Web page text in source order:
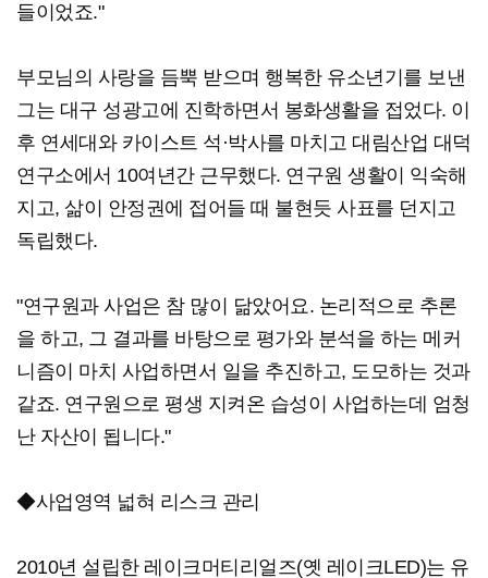
들이었죠."
부모님의 사랑을 듬뿍 받으며 행복한 유소년기를 보낸
그는 대구 성광고에 진학하면서 봉화생활을 접었다. 이
후 연세대와 카이스트 석·박사를 마치고 대림산업 대덕
연구소에서 10여년간 근무했다. 연구원 생활이 익숙해
지고, 삶이 안정권에 접어들 때 불현듯 사표를 던지고
독립했다.
"연구원과 사업은 참 많이 닮았어요. 논리적으로 추론
을 하고, 그 결과를 바탕으로 평가와 분석을 하는 메커
니즘이 마치 사업하면서 일을 추진하고, 도모하는 것과
같죠. 연구원으로 평생 지켜온 습성이 사업하는데 엄청
난 자산이 됩니다."
◆사업영역 넓혀 리스크 관리
2010년 설립한 레이크머티리얼즈(옛 레이크LED)는 유